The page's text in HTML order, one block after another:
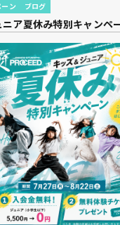
ーン ブログ
ア夏休み特別キャンペ